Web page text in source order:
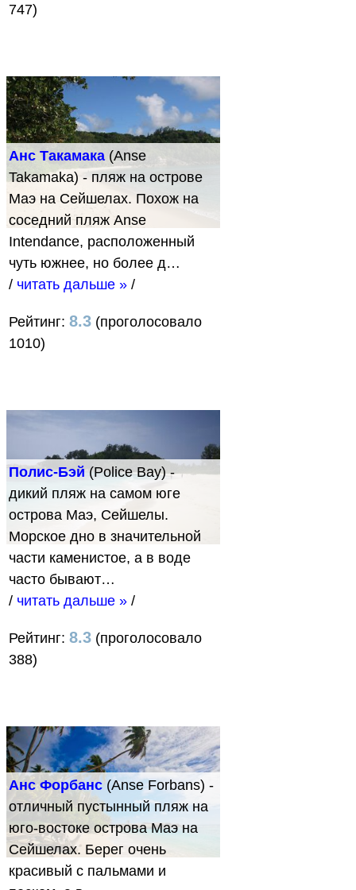
747)
Анс Такамака (Anse
Takamaka) - пляж на острове
Маэ на Сейшелах. Похож на
соседний пляж Anse
Intendance, расположенный
чуть южнее, но более д…
/ читать дальше » /
Рейтинг: 8.3 (проголосовало
1010)
Полис-Бэй(Police Bay) -
дикий пляж на самом юге
острова Маэ, Сейшелы.
Морское дно в значительной
части каменистое, а в воде
часто бывают…
/ читать дальше » /
Рейтинг: 8.3 (проголосовало
388)
Анс Форбанс(Anse Forbans) -
отличный пустынный пляж на
юго-востоке острова Маэ на
Сейшелах. Берег очень
красивый с пальмами и